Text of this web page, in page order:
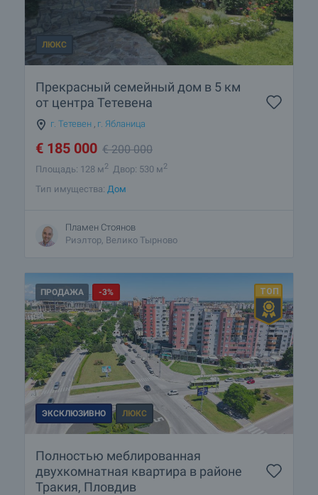
ЛЮКС
Прекрасный семейный дом в 5 км
от центра Тетевена
г. Тетевен , г. Ябланица
€ 185 000 €200 000
Площадь: 128 м2 Двор: 530 м2
Тип имущества: Дом
Пламен Стоянов
Риэлтор, Велико Тырново
ПРОДАЖА -3%
ЭКСКЛЮЗИВНО ЛЮКС
Полностью меблированная
двухкомнатная квартира в районе
Тракия, Пловдив